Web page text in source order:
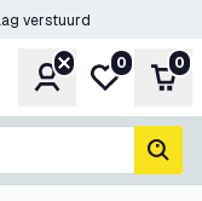
verstuurd
Account
Mijn
0 0